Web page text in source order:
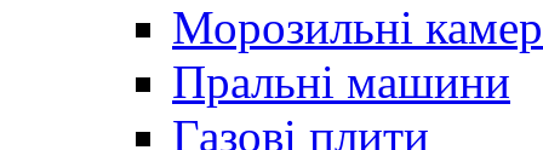
Морозильні
Пральні машини
Газові плити